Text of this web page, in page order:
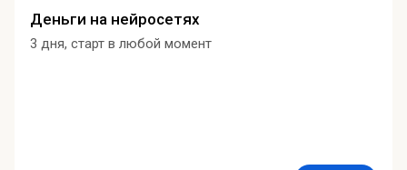
Деньги на нейросетях
3 дня, старт в любой момент